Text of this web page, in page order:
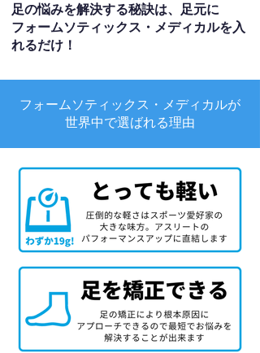
足の悩みを解決する秘訣は、足元に
フォームソティックス・メディカルを入
れるだけ！
フォームソティックス・メディカルが
世界中で選ばれる理由